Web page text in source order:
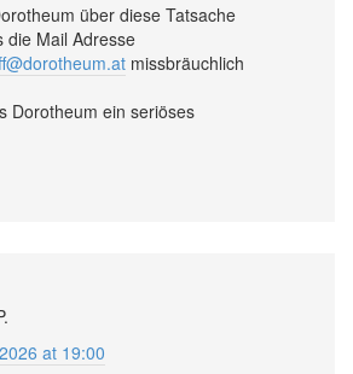
über diese Tatsache
die Mail Adresse
missbräuchlich
Dorotheum ein seriöses
at 19:00